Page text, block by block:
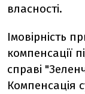
власності.
Імовірність
компенсації
справі
Компенсація